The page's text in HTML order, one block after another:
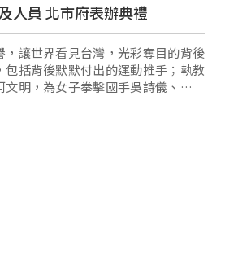
人員 北市府表辦典禮
，讓世界看見台灣，光彩奪目的背後
包括背後默默付出的運動推手；執教
明，為女子拳擊國手吳詩儀、陳念
人雙雙拿下銅牌、成了台灣之光，
年巴黎奧運優秀教練獎。